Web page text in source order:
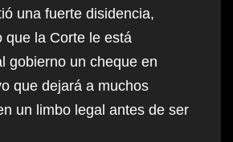
una fuerte disidencia,
que la Corte le está
gobierno un cheque en
que dejará a muchos
un limbo legal antes de ser